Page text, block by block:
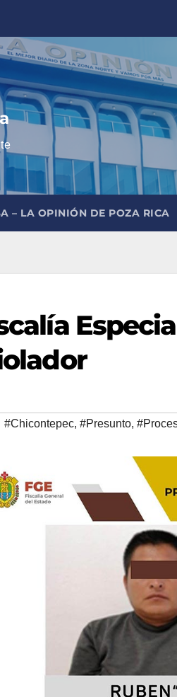
– LA OPINIÓN DE POZA RICA
#Chicontepec, #Presunto,